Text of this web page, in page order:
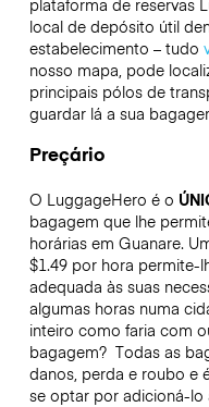
plataforma de reservas
local de depósito útil
estabelecimento – tudo
nosso mapa, pode
principais pólos de
guardar lá a sua
Preçário
O LuggageHero é o
bagagem que lhe
horárias em Guanare.
$1.49 por hora permite-
adequada às suas
algumas horas numa
inteiro como faria com
bagagem? Todas as
danos, perda e roubo e
se optar por adicioná-lo